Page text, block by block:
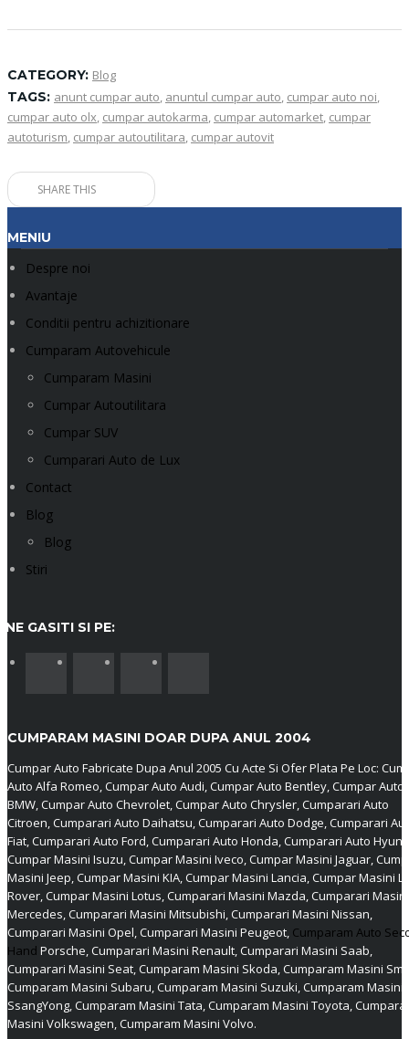
CATEGORY: Blog
TAGS: anunt cumpar auto, anuntul cumpar auto, cumpar auto noi,
cumpar auto olx, cumpar autokarma, cumpar automarket, cumpar
autoturism, cumpar autoutilitara, cumpar autovit
SHARE THIS
MENIU
Despre noi
Avantaje
Conditii pentru achizitionare
Cumparam Autovehicule
Cumparam Masini
Cumpar Autoutilitara
Cumpar SUV
Cumparari Auto de Lux
Contact
Blog
Blog
Stiri
NE GASITI SI PE:
CUMPARAM MASINI DOAR DUPA ANUL 2004
Cumpar Auto Fabricate Dupa Anul 2005 Cu Acte Si Ofer Plata Pe Loc:
Auto Alfa Romeo, Cumpar Auto Audi, Cumpar Auto Bentley, Cumpar Auto
BMW, Cumpar Auto Chevrolet, Cumpar Auto Chrysler, Cumparari Auto
Citroen, Cumparari Auto Daihatsu, Cumparari Auto Dodge, Cumparari
Fiat, Cumparari Auto Ford, Cumparari Auto Honda, Cumparari Auto
Cumpar Masini Isuzu, Cumpar Masini Iveco, Cumpar Masini Jaguar,
Masini Jeep, Cumpar Masini KIA, Cumpar Masini Lancia, Cumpar Masini
Rover, Cumpar Masini Lotus, Cumparari Masini Mazda, Cumparari Masini
Mercedes, Cumparari Masini Mitsubishi, Cumparari Masini Nissan,
Cumparari Masini Opel, Cumparari Masini Peugeot, Cumparam Auto
Hand Porsche, Cumparari Masini Renault, Cumparari Masini Saab,
Cumparari Masini Seat, Cumparam Masini Skoda, Cumparam Masini
Cumparam Masini Subaru, Cumparam Masini Suzuki, Cumparam Masini
SsangYong, Cumparam Masini Tata, Cumparam Masini Toyota,
Masini Volkswagen, Cumparam Masini Volvo.